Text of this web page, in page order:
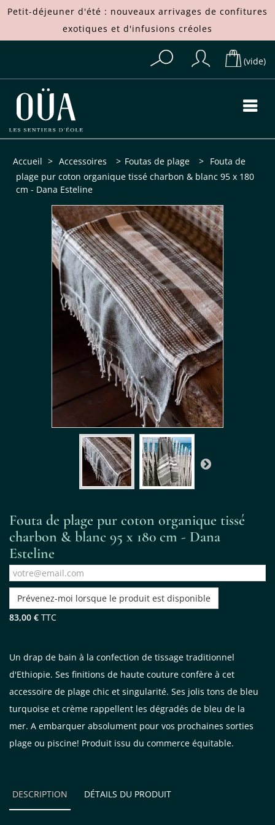
Petit-déjeuner d'été : nouveaux arrivages de confitures
exotiques et d'infusions créoles
(vide)
Accueil > Accessoires > Foutas de plage > Fouta de
plage pur coton organique tissé charbon & blanc 95 x 180
cm - Dana Esteline
Fouta de plage pur coton organique tissé
charbon & blanc 95 x 180 cm - Dana
Esteline
Prévenez-moi lorsque le produit est disponible
83,00 € TTC
Un drap de bain à la confection de tissage traditionnel
d'Ethiopie. Ses finitions de haute couture confère à cet
accessoire de plage chic et singularité. Ses jolis tons de bleu
turquoise et crème rappellent les dégradés de bleu de la
mer. A embarquer absolument pour vos prochaines sorties
plage ou piscine! Produit issu du commerce équitable.
DESCRIPTION DÉTAILS DU PRODUIT